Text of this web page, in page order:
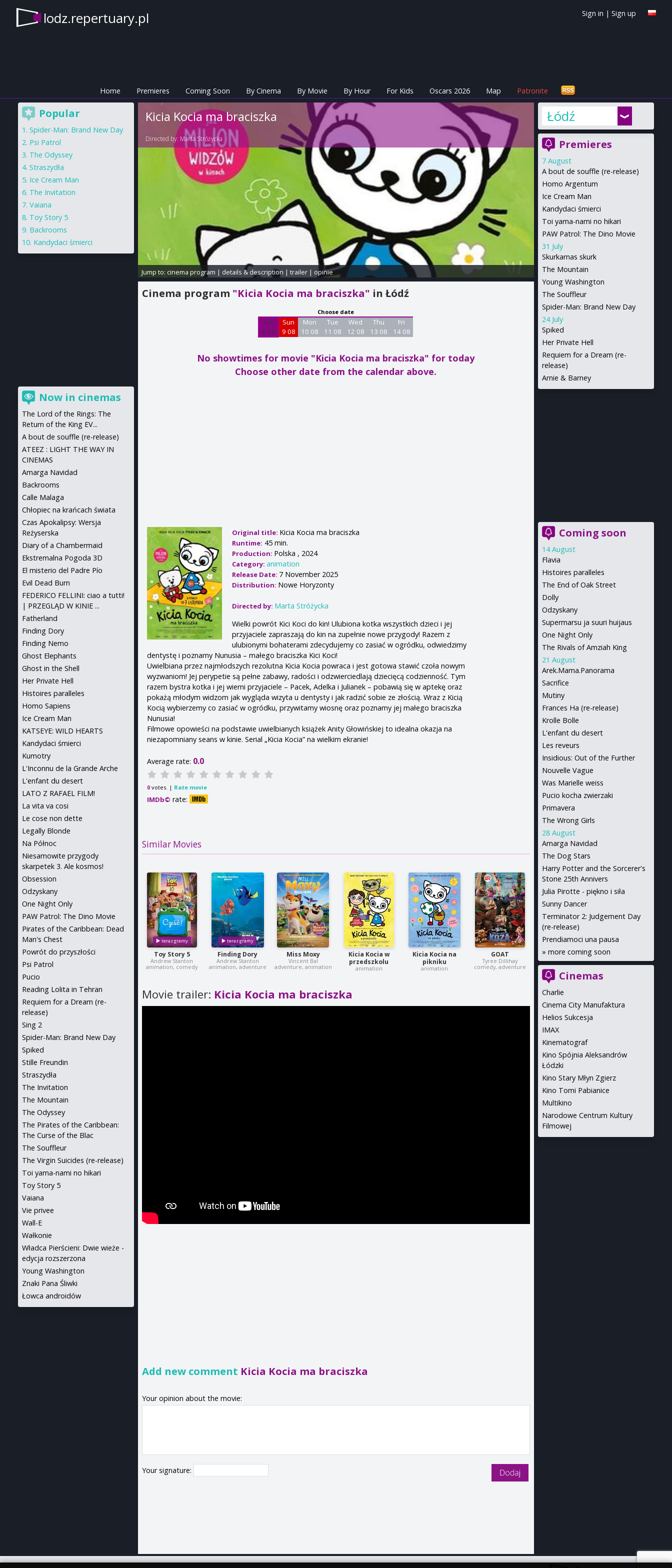
lodz.repertuary.pl Sign in | Sign up
Home Premieres Coming Soon By Cinema By Movie By Hour For Kids Oscars 2026 Map Patronite
Kicia Kocia ma braciszka
Directed by: Marta Stróżycka
Jump to: cinema program | details & description | trailer| opinie
Cinema program "Kicia Kocia ma braciszka" in Łódź
Choose date
Sat
8 08
Sun
9 08
Mon
10 08
Tue
11 08
Wed
12 08
Thu
13 08
Fri
14 08
No showtimes for movie "Kicia Kocia ma braciszka" for today
Choose other date from the calendar above.
Original title: Kicia Kocia ma braciszka
Runtime: 45 min.
Production: Polska , 2024
Category:animation
Release Date: 7 November 2025
Distribution: Nowe Horyzonty
Directed by: Marta Stróżycka
Wielki powrót Kici Koci do kin! Ulubiona kotka wszystkich dzieci i jej
przyjaciele zapraszają do kin na zupełnie nowe przygody! Razem z
ulubionymi bohaterami zdecydujemy co zasiać w ogródku, odwiedzimy
dentystę i poznamy Nunusia – małego braciszka Kici Koci!
Uwielbiana przez najmłodszych rezolutna Kicia Kocia powraca i jest gotowa stawić czoła nowym
wyzwaniom! Jej perypetie są pełne zabawy, radości i odzwierciedlają dziecięcą codzienność. Tym
razem bystra kotka i jej wierni przyjaciele – Pacek, Adelka i Julianek – pobawią się w aptekę oraz
pokażą młodym widzom jak wygląda wizyta u dentysty i jak radzić sobie ze złością. Wraz z Kicią
Kocią wybierzemy co zasiać w ogródku, przywitamy wiosnę oraz poznamy jej małego braciszka
Nunusia!
Filmowe opowieści na podstawie uwielbianych książek Anity Głowińskiej to idealna okazja na
niezapomniany seans w kinie. Serial „Kicia Kocia” na wielkim ekranie!
Average rate: 0.0
0votes. | Rate movie
IMDb© rate:
Similar Movies
Toy Story 5
Andrew Stanton
animation, comedy
Finding Dory
Andrew Stanton
animation, adventure
Miss Moxy
Vincent Bal
adventure, animation
Kicia Kocia w
przedszkolu
animation
Kicia Kocia na
pikniku
animation
GOAT
Tyree Dillihay
comedy, adventure
Movie trailer: Kicia Kocia ma braciszka
Add new comment Kicia Kocia ma braciszka
Your opinion about the movie:
Your signature:
Łódź
Premieres
7 August
A bout de souffle (re-release)
Homo Argentum
Ice Cream Man
Kandydaci śmierci
Toi yama-nami no hikari
PAW Patrol: The Dino Movie
31 July
Skurkarnas skurk
The Mountain
Young Washington
The Souffleur
Spider-Man: Brand New Day
24 July
Spiked
Her Private Hell
Requiem for a Dream (re-
release)
Arnie & Barney
Coming soon
14 August
Flavia
Histoires paralleles
The End of Oak Street
Dolly
Odzyskany
Supermarsu ja suuri huijaus
One Night Only
The Rivals of Amziah King
21 August
Arek.Mama.Panorama
Sacrifice
Mutiny
Frances Ha (re-release)
Krolle Bolle
L'enfant du desert
Les reveurs
Insidious: Out of the Further
Nouvelle Vague
Was Marielle weiss
Pucio kocha zwierzaki
Primavera
The Wrong Girls
28 August
Amarga Navidad
The Dog Stars
Harry Potter and the Sorcerer's
Stone 25th Annivers
Julia Pirotte - piękno i siła
Sunny Dancer
Terminator 2: Judgement Day
(re-release)
Prendiamoci una pausa
» more coming soon
Cinemas
Charlie
Cinema City Manufaktura
Helios Sukcesja
IMAX
Kinematograf
Kino Spójnia Aleksandrów
Łódzki
Kino Stary Młyn Zgierz
Kino Tomi Pabianice
Multikino
Narodowe Centrum Kultury
Filmowej
Popular
Spider-Man: Brand New Day
Psi Patrol
The Odyssey
Straszydła
Ice Cream Man
The Invitation
Vaiana
Toy Story 5
Backrooms
Kandydaci śmierci
Now in cinemas
The Lord of the Rings: The
Return of the King EV...
A bout de souffle (re-release)
ATEEZ : LIGHT THE WAY IN
CINEMAS
Amarga Navidad
Backrooms
Calle Malaga
Chłopiec na krańcach świata
Czas Apokalipsy: Wersja
Reżyserska
Diary of a Chambermaid
Ekstremalna Pogoda 3D
El misterio del Padre Pío
Evil Dead Burn
FEDERICO FELLINI: ciao a tutti!
| PRZEGLĄD W KINIE ...
Fatherland
Finding Dory
Finding Nemo
Ghost Elephants
Ghost in the Shell
Her Private Hell
Histoires paralleles
Homo Sapiens
Ice Cream Man
KATSEYE: WILD HEARTS
Kandydaci śmierci
Kumotry
L'Inconnu de la Grande Arche
L'enfant du desert
LATO Z RAFAEL FILM!
La vita va cosi
Le cose non dette
Legally Blonde
Na Północ
Niesamowite przygody
skarpetek 3. Ale kosmos!
Obsession
Odzyskany
One Night Only
PAW Patrol: The Dino Movie
Pirates of the Caribbean: Dead
Man's Chest
Powrót do przyszłości
Psi Patrol
Pucio
Reading Lolita in Tehran
Requiem for a Dream (re-
release)
Sing 2
Spider-Man: Brand New Day
Spiked
Stille Freundin
Straszydła
The Invitation
The Mountain
The Odyssey
The Pirates of the Caribbean:
The Curse of the Blac
The Souffleur
The Virgin Suicides (re-release)
Toi yama-nami no hikari
Toy Story 5
Vaiana
Vie privee
Wall-E
Wałkonie
Władca Pierścieni: Dwie wieże -
edycja rozszerzona
Young Washington
Znaki Pana Śliwki
Łowca androidów